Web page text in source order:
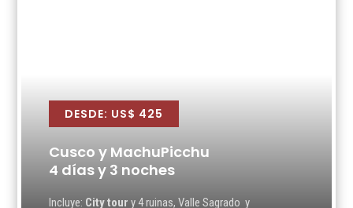
DESDE: US$ 425
Cusco y MachuPicchu
4 días y 3 noches
Incluye: City tour y 4 ruinas, Valle Sagrado y